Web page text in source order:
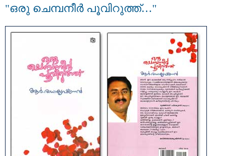
"ഒരു ചെമ്പനീര്‍ പൂവിറുത്ത്‌…"